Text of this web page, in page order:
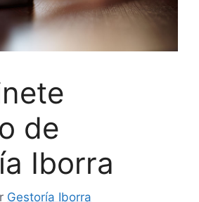
de
Iborra
Gestoría Iborra